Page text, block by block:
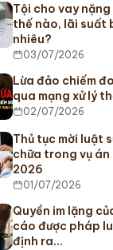
Tội cho vay nặng
thế nào, lãi suất
nhiêu?
03/07/2026
Lừa đảo chiếm
qua mạng xử lý
02/07/2026
Thủ tục mời luật
chữa trong vụ án
2026
01/07/2026
Quyền im lặng
cáo được pháp
định ra…